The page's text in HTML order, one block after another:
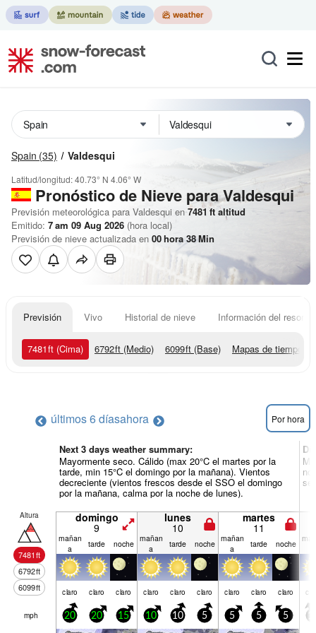
Spain (35) Valdesqui
Latitud/longitud:40.73° N 4.06° W
Pronóstico de Nieve para Valdesqui
Previsión meteorológica para Valdesqui en 7481 ft altitud
Emitido: 7 am 09 Aug 2026 (hora local)
Previsión de nieve actualizada en 00hora 38Min
Previsión Vivo Historial de nieve Información del resort
7481ft (Cima) 6792ft (Medio) 6099ft (Base) Mapas de tiempo
últimos 6 díasahora Por hora
Next 3 days weather summary:
Mayormente seco. Cálido (max 20°C el martes por la
tarde, min 15°C el domingo por la mañana). Vientos
decreciente (vientos frescos desde el SSO el domingo
por la mañana, calma por la noche de lunes).
Altura
7481ft
6792ft
6099ft
domingo
9
lunes
10
martes
11
mañan
a
tarde noche mañan
a
tarde noche mañan
a
tarde noche
claro claro claro claro claro claro claro claro claro
mph 20 20 15 10 10 5 5 5 5